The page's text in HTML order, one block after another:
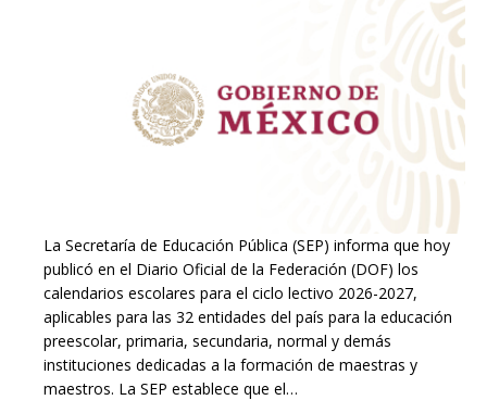
La Secretaría de Educación Pública (SEP) informa que hoy
publicó en el Diario Oficial de la Federación (DOF) los
calendarios escolares para el ciclo lectivo 2026-2027,
aplicables para las 32 entidades del país para la educación
preescolar, primaria, secundaria, normal y demás
instituciones dedicadas a la formación de maestras y
maestros. La SEP establece que el…